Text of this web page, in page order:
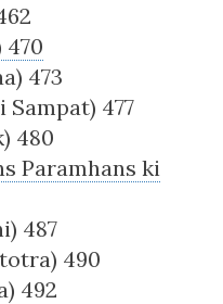
470
473
Sampat) 477
480
Paramhans ki
487
490
492